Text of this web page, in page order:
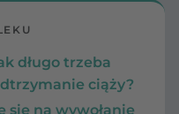
długo trzeba
ciąży?
się na wywołanie